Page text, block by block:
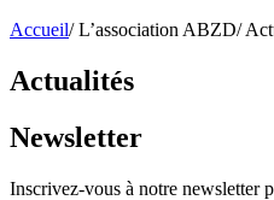
Accueil/ L’association ABZD/
Actualités
Newsletter
Inscrivez-vous à notre newsletter